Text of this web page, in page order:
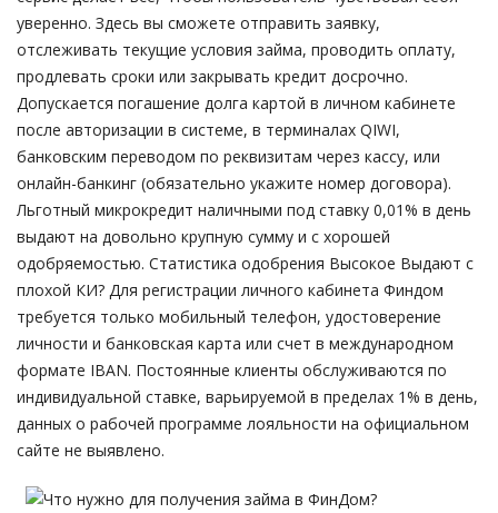
уверенно. Здесь вы сможете отправить заявку,
отслеживать текущие условия займа, проводить оплату,
продлевать сроки или закрывать кредит досрочно.
Допускается погашение долга картой в личном кабинете
после авторизации в системе, в терминалах QIWI,
банковским переводом по реквизитам через кассу, или
онлайн-банкинг (обязательно укажите номер договора).
Льготный микрокредит наличными под ставку 0,01% в день
выдают на довольно крупную сумму и с хорошей
одобряемостью. Статистика одобрения Высокое Выдают с
плохой КИ? Для регистрации личного кабинета Финдом
требуется только мобильный телефон, удостоверение
личности и банковская карта или счет в международном
формате IBAN. Постоянные клиенты обслуживаются по
индивидуальной ставке, варьируемой в пределах 1% в день,
данных о рабочей программе лояльности на официальном
сайте не выявлено.